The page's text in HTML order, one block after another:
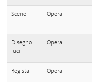
Scene Opera
Disegno
luci
Opera
Regista Opera